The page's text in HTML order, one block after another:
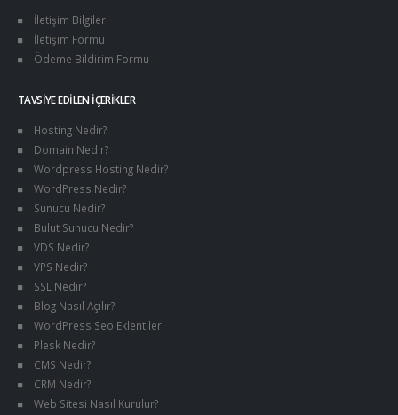
İletişim Bilgileri
İletişim Formu
Ödeme Bildirim Formu
TAVSIYE EDILEN İÇERIKLER
Hosting Nedir?
Domain Nedir?
Wordpress Hosting Nedir?
WordPress Nedir?
Sunucu Nedir?
Bulut Sunucu Nedir?
VDS Nedir?
VPS Nedir?
SSL Nedir?
Blog Nasıl Açılır?
WordPress Seo Eklentileri
Plesk Nedir?
CMS Nedir?
CRM Nedir?
Web Sitesi Nasıl Kurulur?